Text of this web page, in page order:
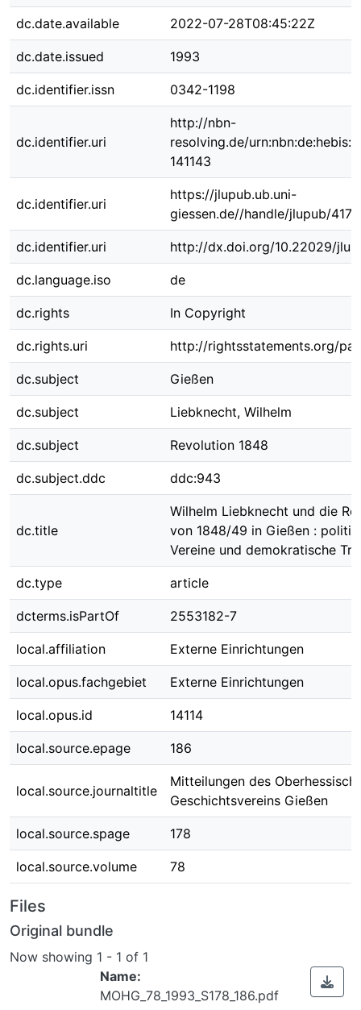
dc.date.available 2022-07-28T08:45:22Z
dc.date.issued 1993
dc.identifier.issn 0342-1198
dc.identifier.uri
http://nbn-
resolving.de/
141143
dc.identifier.uri
https://jlupub.ub.uni-
giessen.de//handle/jlupub/4170
dc.identifier.uri http://dx.doi.org/10.22029/
dc.language.iso de
dc.rights In Copyright
dc.rights.uri http://rightsstatements.org/
dc.subject Gießen
dc.subject Liebknecht, Wilhelm
dc.subject Revolution 1848
dc.subject.ddc ddc:943
dc.title
Wilhelm Liebknecht und die
von 1848/49 in Gießen :
Vereine und demokratische
dc.type article
dcterms.isPartOf 2553182-7
local.affiliation Externe Einrichtungen
local.opus.fachgebiet Externe Einrichtungen
local.opus.id 14114
local.source.epage 186
local.source.journaltitle
Mitteilungen des
Geschichtsvereins Gießen
local.source.spage 178
local.source.volume 78
Files
Original bundle
Now showing 1 - 1 of 1
Name:
MOHG_78_1993_S178_186.pdf